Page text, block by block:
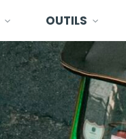
OUTILS